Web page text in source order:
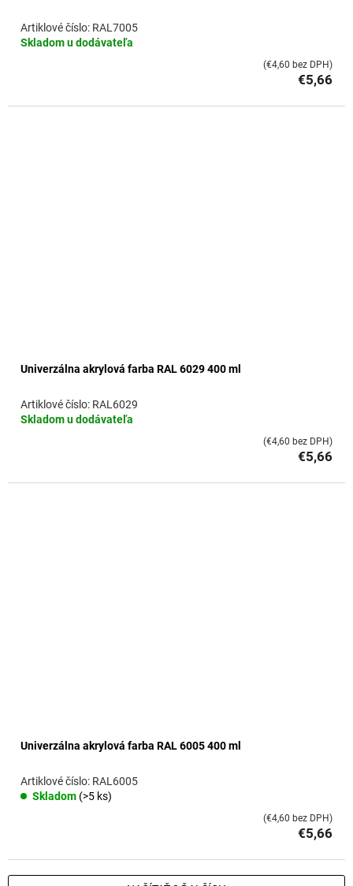
Skladom u dodávateľa
RAL7005
€5,66
(€4,60 bez DPH)
Univerzálna akrylová farba RAL 6029 400 ml
Skladom u dodávateľa
RAL6029
€5,66
(€4,60 bez DPH)
Univerzálna akrylová farba RAL 6005 400 ml
Skladom (>5 ks)
RAL6005
€5,66
(€4,60 bez DPH)